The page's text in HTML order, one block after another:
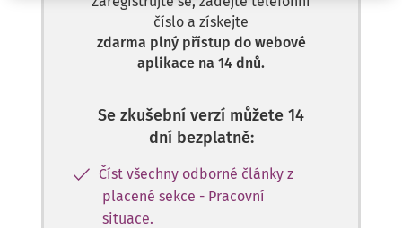
číslo a získejte
zdarma plný přístup do webové
aplikace na 14 dnů.
Se zkušební verzí můžete 14
dní bezplatně:
Číst všechny odborné články z
placené sekce - Pracovní
situace.